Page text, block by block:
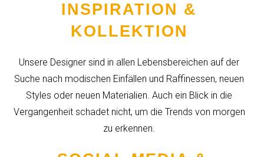
INSPIRATION &
KOLLEKTION
Unsere Designer sind in allen Lebensbereichen auf der
Suche nach modischen Einfällen und Raffinessen, neuen
Styles oder neuen Materialien. Auch ein Blick in die
Vergangenheit schadet nicht, um die Trends von morgen
zu erkennen.